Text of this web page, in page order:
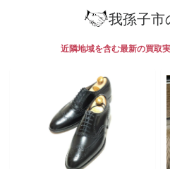
我孫子市
近隣地域を含む最新の買取